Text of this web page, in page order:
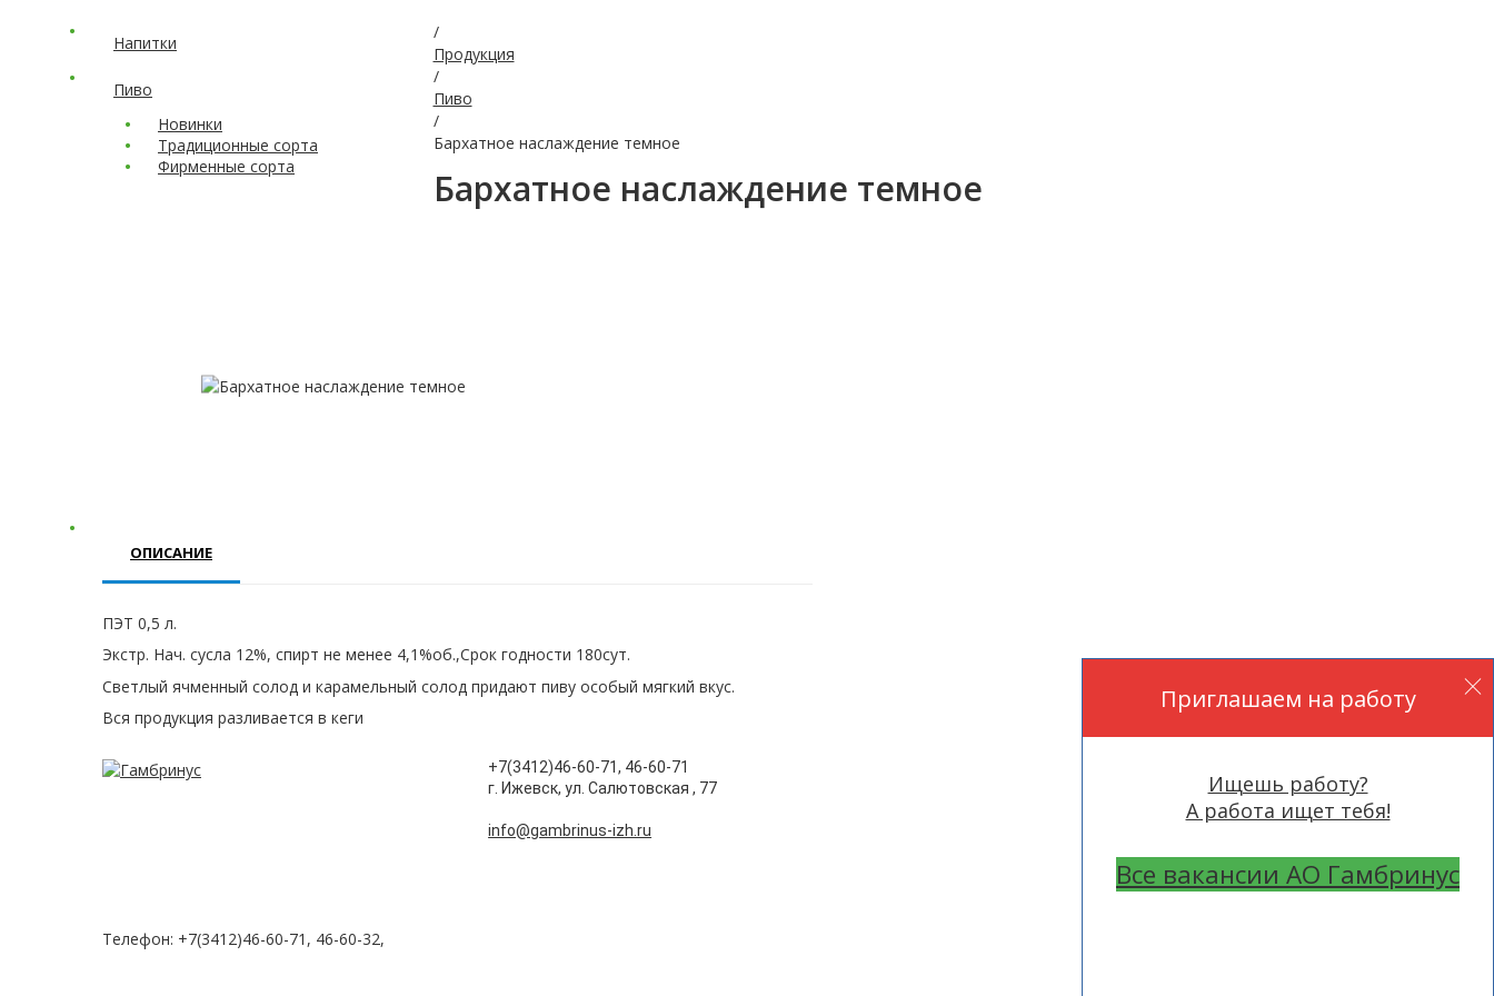
/
Продукция
/
Пиво
/
Бархатное наслаждение темное
Бархатное наслаждение темное
Напитки
Пиво
Новинки
Традиционные сорта
Фирменные сорта
ОПИСАНИЕ
ПЭТ 0,5 л.
Экстр. Нач. сусла 12%, спирт не менее 4,1%об.,Срок годности 180сут.
Светлый ячменный солод и карамельный солод придают пиву особый мягкий вкус.
Вся продукция разливается в кеги
+7(3412)46-60-71, 46-60-71
г. Ижевск, ул. Салютовская , 77
info@gambrinus-izh.ru
Телефон: +7(3412)46-60-71, 46-60-32,
Приглашаем на работу
Ищешь работу?
А работа ищет тебя!
Все вакансии АО Гамбринус